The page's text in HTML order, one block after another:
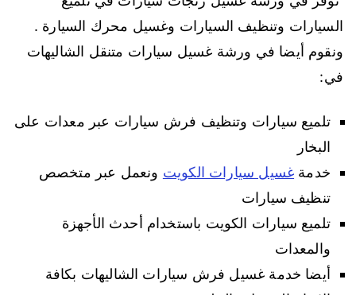
السيارات وتنظيف السيارات وغسيل محرك السيارة .
ونقوم أيضا في ورشة غسيل سيارات متنقل الشاليهات
في:
تلميع سيارات وتنظيف فرش سيارات عبر معدات على
البخار
خدمة غسيل سيارات الكويت ونعمل عبر متخصص
تنظيف سيارات
تلميع سيارات الكويت باستخدام أحدث الأجهزة
والمعدات
أيضا خدمة غسيل فرش سيارات الشاليهات بكافة